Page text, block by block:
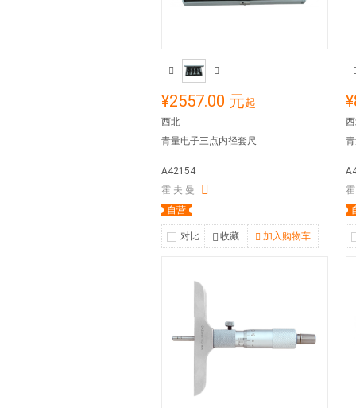
¥2557.00 元起
西北
青量电子三点内径套尺
A42154
霍 夫 曼
自营
对比 收藏 加入购物车